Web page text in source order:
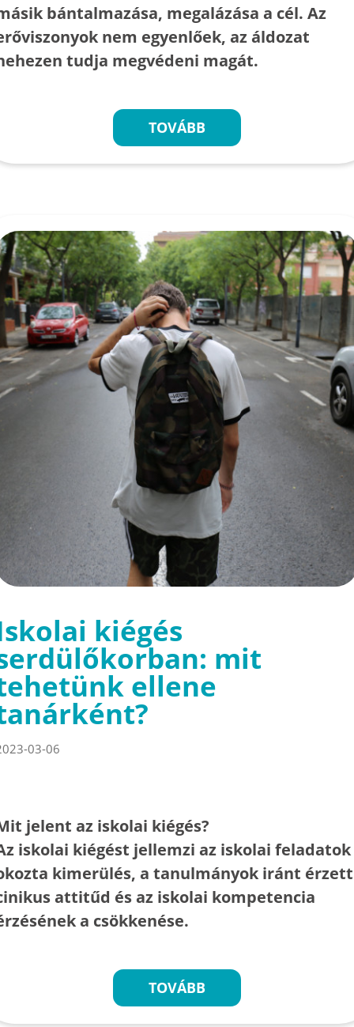
bántalmazása, megalázása a cél. Az
nem egyenlőek, az áldozat
tudja megvédeni magát.
TOVÁBB
kiégés
mit
ellene
03-06
jelent az iskolai kiégés?
iskolai kiégést jellemzi az iskolai feladatok
kimerülés, a tanulmányok iránt érzett
attitűd és az iskolai kompetencia
a csökkenése.
TOVÁBB